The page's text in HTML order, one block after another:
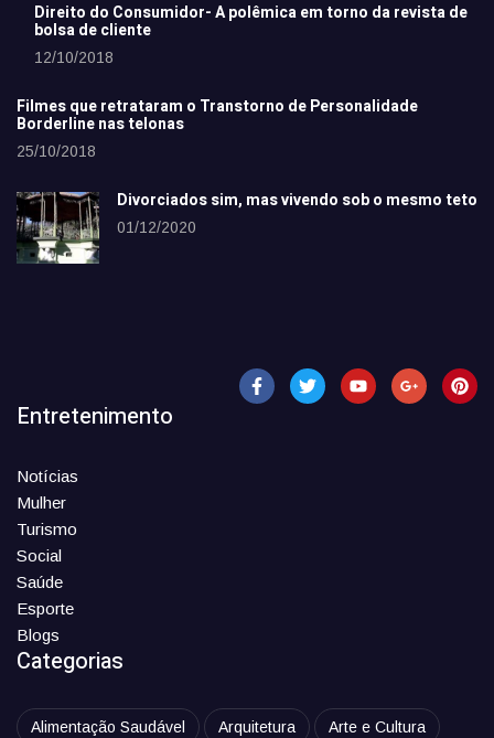
Direito do Consumidor- A polêmica em torno da revista de
bolsa de cliente
12/10/2018
Filmes que retrataram o Transtorno de Personalidade
Borderline nas telonas
25/10/2018
Divorciados sim, mas vivendo sob o mesmo teto
01/12/2020
Entretenimento
Notícias
Mulher
Turismo
Social
Saúde
Esporte
Blogs
Categorias
Alimentação Saudável Arquitetura Arte e Cultura